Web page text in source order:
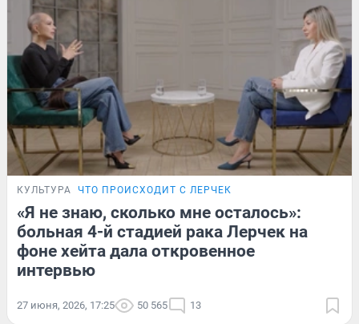
КУЛЬТУРА ЧТО ПРОИСХОДИТ С ЛЕРЧЕК
«Я не знаю, сколько мне осталось»:
больная 4-й стадией рака Лерчек на
фоне хейта дала откровенное
интервью
27 июня, 2026, 17:25 50 565 13